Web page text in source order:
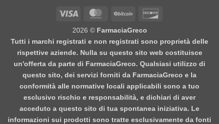
Visa MasterCardBitCoin
2026 © FarmaciaGreco
Tutti i marchi registrati e non registrati sono proprietà delle
rispettive aziende. Nulla su questo sito web costituisce
un'offerta da parte di FarmaciaGreco. Qualsiasi utilizzo di
questo sito, dei servizi forniti da FarmaciaGreco e la
conformità alle normative locali applicabili sono a tuo
esclusivo rischio e responsabilità, e dichiari di aver
acceduto a questo sito di tua spontanea iniziativa. Le
informazioni sui prodotti sono tratte esclusivamente da fonti